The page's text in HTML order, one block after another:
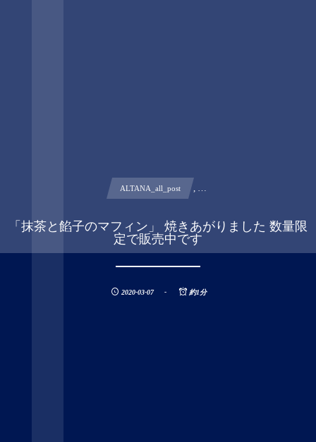
ALTANA_all_post , …
「抹茶と餡子のマフィン」 焼きあがりました 数量限
定で販売中です
2020-03-07 約1分